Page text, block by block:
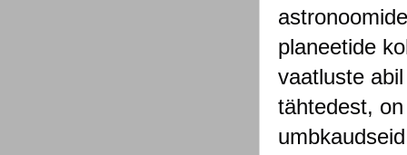
planeetide
vaatluste
tähtedest,